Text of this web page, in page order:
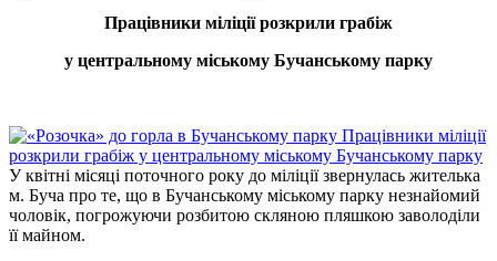
Працівники міліції розкрили грабіж
у центральному міському Бучанському парку
У квітні місяці поточного року до міліції звернулась жителька
м. Буча про те, що в Бучанському міському парку незнайомий
чоловік, погрожуючи розбитою скляною пляшкою заволоділи
її майном.